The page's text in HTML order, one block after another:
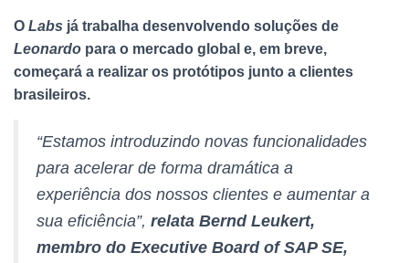
O Labs já trabalha desenvolvendo soluções de
Leonardo para o mercado global e, em breve,
começará a realizar os protótipos junto a clientes
brasileiros.
“Estamos introduzindo novas funcionalidades
para acelerar de forma dramática a
experiência dos nossos clientes e aumentar a
sua eficiência”, relata Bernd Leukert,
membro do Executive Board of SAP SE,